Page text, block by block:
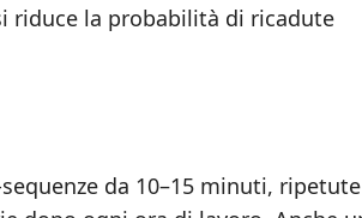
riduce la probabilità di ricadute
da 10–15 minuti,